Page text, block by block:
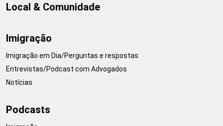
Local & Comunidade
Imigração
Imigração em Dia/Perguntas e respostas
Entrevistas/Podcast com Advogados
Notícias
Podcasts